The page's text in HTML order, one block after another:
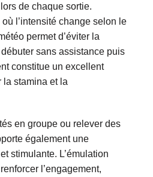
de chaque sortie.
l’intensité change selon le
permet d’éviter la
sans assistance puis
constitue un excellent
la stamina et la
en groupe ou relever des
également une
stimulante. L’émulation
l’engagement,